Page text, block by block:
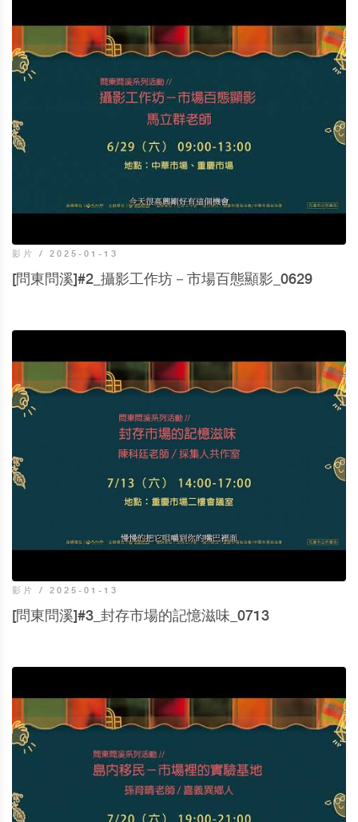
影片 / 2025-01-13
[問東問溪]#2_攝影工作坊－市場百態顯影_0629
影片 / 2025-01-13
[問東問溪]#3_封存市場的記憶滋味_0713